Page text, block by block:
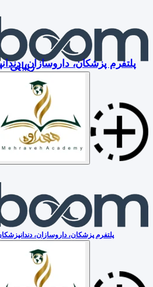
پلتفرم پزشکان، داروسازان،زیبایی
پلتفرم پزشکان، داروسازان،